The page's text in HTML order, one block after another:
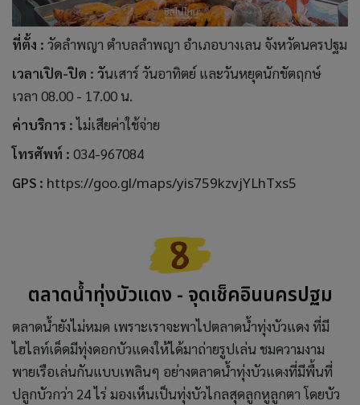
ที่ตั้ง : วัดลำพญา ตำบลลำพญา อำเภอบางเลน จังหวัดนครปฐม
เวลาเปิด-ปิด : วันเสาร์ วันอาทิตย์ และวันหยุดนักขัตฤกษ์
เวลา 08.00 - 17.00 น.
ค่าบริการ :ไม่เสียค่าใช้จ่าย
โทรศัพท์ : 034-967084
GPS : https://goo.gl/maps/yis759kzvjYLhTxs5
ตลาดน้ำทุ่งบัวแดง - จุดเช็คอินนครปฐม
ตลาดน้ำยังไม่หมด เพราะเราจะพาไปตลาดน้ำทุ่งบัวแดง ที่มี
ไฮไลท์เด็ดมีทุ่งดอกบัวแดงให้ได้มาถ่ายรูปเล่น ชมความงาม
พายเรือเล่นกันแบบเพลินๆ อย่างตลาดน้ำทุ่งบัวแดงที่มีพื้นที่
ปลูกบัวกว่า 24 ไร่ มองเห็นเป็นทุ่งบัวไกลสุดลูกหูลูกตา โดยบัว